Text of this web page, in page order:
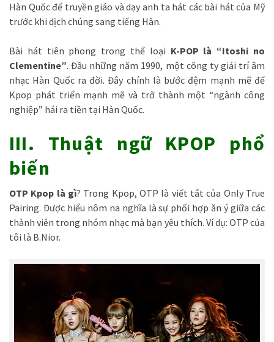
Hàn Quốc để truyền giáo và dạy anh ta hát các bài hát của Mỹ
trước khi dịch chúng sang tiếng Hàn.
Bài hát tiên phong trong thể loại K-POP là “Itoshi no
Clementine”. Đầu những năm 1990, một công ty giải trí âm
nhạc Hàn Quốc ra đời. Đây chính là bước đệm mạnh mẽ để
Kpop phát triển mạnh mẽ và trở thành một “ngành công
nghiệp” hái ra tiền tại Hàn Quốc.
III. Thuật ngữ KPOP phổ
biến
OTP Kpop là gì? Trong Kpop, OTP là viết tắt của Only True
Pairing. Được hiểu nôm na nghĩa là sự phối hợp ăn ý giữa các
thành viên trong nhóm nhạc mà bạn yêu thích. Ví dụ: OTP của
tôi là B.Nior.